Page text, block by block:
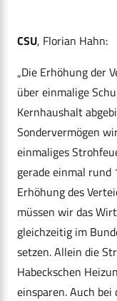
CSU, Florian Hahn:
„Die Erhöhung der
über einmalige
Kernhaushalt
Sondervermögen
einmaliges
gerade einmal rund
Erhöhung des
müssen wir das
gleichzeitig im
setzen. Allein die
Habeckschen
einsparen. Auch